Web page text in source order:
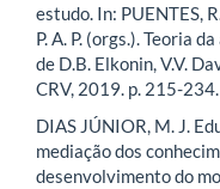
estudo. In: PUENTES,
P. A. P. (orgs.). Teoria
de D.B. Elkonin, V.V.
CRV, 2019. p. 215-234.
DIAS JÚNIOR, M. J.
mediação dos
desenvolvimento do